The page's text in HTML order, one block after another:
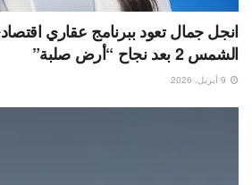
انجل جمال تعود ببرنامج عقاري
الشمس 2 بعد نجاح “أرض صلبة”